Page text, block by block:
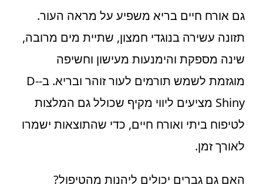
גם אורח חיים בריא משפיע על מראה העור.
תזונה עשירה בנוגדי חמצון, שתיית מים מרובה,
שינה מספקת והימנעות מעישון וחשיפה
מוגזמת לשמש תורמים לעור זוהר ובריא. ב-D-
Shiny מציעים ליווי מקיף שכולל גם המלצות
לטיפוח ביתי ואורח חיים, כדי שהתוצאות ישמרו
לאורך זמן.
האם גם גברים יכולים ליהנות מהטיפול?